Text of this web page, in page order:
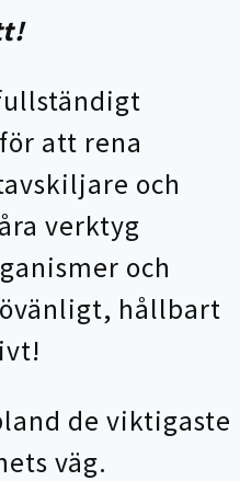
att rena
och
verktyg
och
hållbart
de viktigaste
väg.